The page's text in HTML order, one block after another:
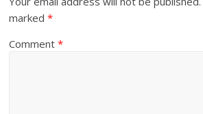
marked*
Comment*